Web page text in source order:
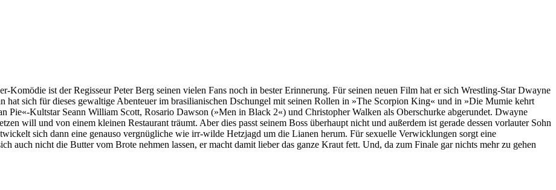
Komödie ist der Regisseur Peter Berg seinen vielen Fans noch in bester Erinnerung. Für seinen neuen Film hat er sich Wrestling-Star Dwayne
hat sich für dieses gewaltige Abenteuer im brasilianischen Dschungel mit seinen Rollen in »The Scorpion King« und in »Die Mumie kehrt
Pie«-Kultstar Seann William Scott, Rosario Dawson (»Men in Black 2«) und Christopher Walken als Oberschurke abgerundet. Dwayne
will und von einem kleinen Restaurant träumt. Aber dies passt seinem Boss überhaupt nicht und außerdem ist gerade dessen vorlauter Sohn
sich dann eine genauso vergnügliche wie irr-wilde Hetzjagd um die Lianen herum. Für sexuelle Verwicklungen sorgt eine
auch nicht die Butter vom Brote nehmen lassen, er macht damit lieber das ganze Kraut fett. Und, da zum Finale gar nichts mehr zu gehen